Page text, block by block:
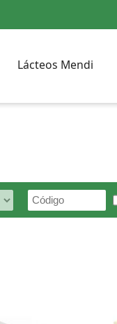
Lácteos Mendi